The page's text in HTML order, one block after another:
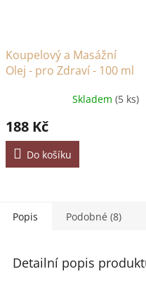
Koupelový a Masážní
Olej - pro Zdraví - 100 ml
Skladem (5 ks)
188 Kč
Do košíku
Popis Podobné (8)
Detailní popis